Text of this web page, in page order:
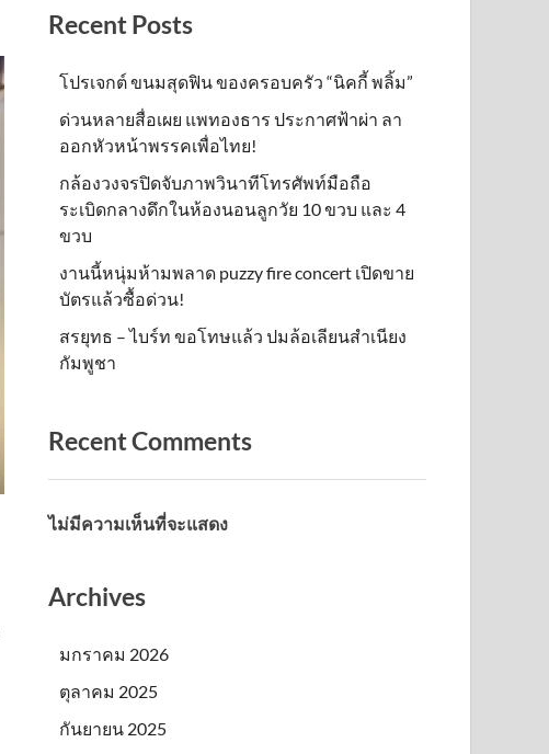
Recent Posts
โปรเจกต์ ขนมสุดฟิน ของครอบครัว “นิคกี้ พลิ้ม”
ด่วนหลายสื่อเผย แพทองธาร ประกาศฟ้าผ่า ลา
ออกหัวหน้าพรรคเพื่อไทย!
กล้องวงจรปิดจับภาพวินาทีโทรศัพท์มือถือ
ระเบิดกลางดึกในห้องนอนลูกวัย 10 ขวบ และ 4
ขวบ
งานนี้หนุ่มห้ามพลาด puzzy fire concert เปิดขาย
บัตรแล้วซื้อด่วน!
สรยุทธ – ไบร์ท ขอโทษแล้ว ปมล้อเลียนสำเนียง
กัมพูชา
Recent Comments
ไม่มีความเห็นที่จะแสดง
Archives
มกราคม 2026
ตุลาคม 2025
กันยายน 2025